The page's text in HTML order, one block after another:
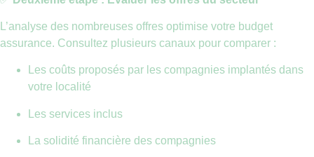
L’analyse des nombreuses offres optimise votre budget
assurance. Consultez plusieurs canaux pour comparer :
Les coûts proposés par les compagnies implantés dans
votre localité
Les services inclus
La solidité financière des compagnies